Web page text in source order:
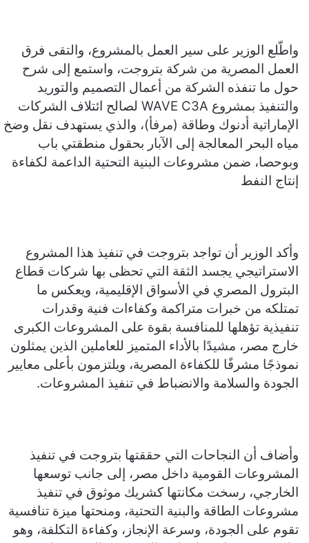
واطّلع الوزير على سير العمل بالمشروع، والتقى فرق
العمل المصرية من شركة بتروجت، واستمع إلى شرح
حول ما تنفذه الشركة من أعمال التصميم والتوريد
والتنفيذ بمشروع WAVE C3A لصالح ائتلاف الشركات
الإماراتية أدنوك وطاقة (مرفأ)، والذي يستهدف نقل وضخ
مياه البحر المعالجة إلى الآبار بحقول منطقتي باب
وبوحصا، ضمن مشروعات البنية التحتية الداعمة لكفاءة
إنتاج النفط
وأكد الوزير أن تواجد بتروجت في تنفيذ هذا المشروع
الاستراتيجي يجسد الثقة التي تحظى بها شركات قطاع
البترول المصري في الأسواق الإقليمية، ويعكس ما
تمتلكه من خبرات متراكمة وكفاءات فنية وقدرات
تنفيذية تؤهلها للمنافسة بقوة على المشروعات الكبرى
خارج مصر، مشيدًا بالأداء المتميز للعاملين الذين يمثلون
نموذجًا مشرفًا للكفاءة المصرية، ويلتزمون بأعلى معايير
الجودة والسلامة والانضباط في تنفيذ المشروعات.
وأضاف أن النجاحات التي حققتها بتروجت في تنفيذ
المشروعات القومية داخل مصر، إلى جانب توسعها
الخارجي، رسخت مكانتها كشريك موثوق في تنفيذ
مشروعات الطاقة والبنية التحتية، ومنحتها ميزة تنافسية
تقوم على الجودة، وسرعة الإنجاز، وكفاءة التكلفة، وهو